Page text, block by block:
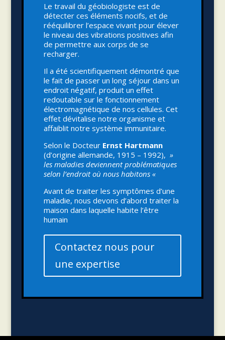
Le travail du géobiologiste est de
détecter ces éléments nocifs, et de
rééquilibrer l’espace vivant pour élever
le niveau des vibrations positives afin
de permettre aux corps de se
recharger.
Il a été scientifiquement démontré que
le fait de passer un long séjour dans un
endroit négatif, produit un effet
redoutable sur le fonctionnement
électromagnétique de nos cellules. Cet
effet dévitalise notre organisme et
affaiblit notre système immunitaire.
Selon le Docteur Ernst Hartmann
(d’origine allemande, 1915 – 1992), »
les maladies deviennent problématiques
selon l’endroit où nous habitons «
Avant de traiter les symptômes d’une
maladie, nous devons d’abord traiter la
maison dans laquelle habite l’être
humain
Contactez nous pour
une expertise